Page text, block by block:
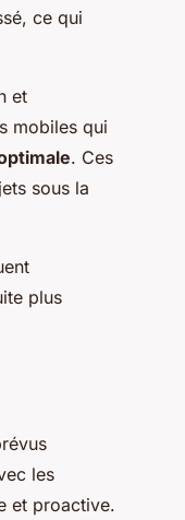
ce qui
et
mobiles qui
. Ces
sous la
plus
les
et proactive.